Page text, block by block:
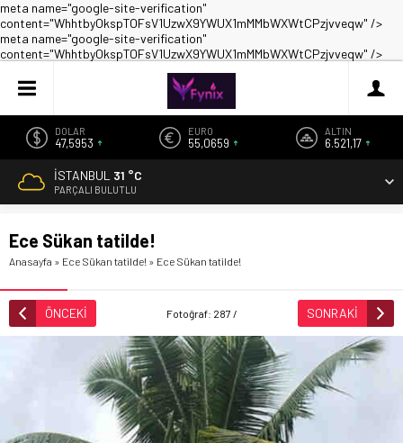
meta name="google-site-verification"
content="WhhtbyOkspTOFsV1UzwX9YWUX1mMMbWXWtCPzjvveqw" />
meta name="google-site-verification"
content="WhhtbyOkspTOFsV1UzwX9YWUX1mMMbWXWtCPzjvveqw" />
DOLAR
47,5953
EURO
55,0659
ALTIN
6.521,17
İSTANBUL 31 °C
PARÇALI BULUTLU
Ece Sükan tatilde!
Anasayfa » Ece Sükan tatilde! » Ece Sükan tatilde!
ÖNCEKİ Fotoğraf: 287 /
499
SONRAKİ